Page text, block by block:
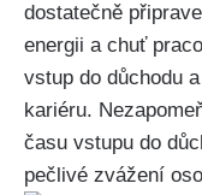
dostatečně
energii a chuť
vstup do důchodu
kariéru.
času vstupu do
pečlivé zvážení